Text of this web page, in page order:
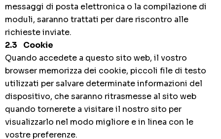
messaggi di posta elettronica o la compilazione di
moduli, saranno trattati per dare riscontro alle
richieste inviate.
2.3 Cookie
Quando accedete a questo sito web, il vostro
browser memorizza dei cookie, piccoli file di testo
utilizzati per salvare determinate informazioni del
dispositivo, che saranno ritrasmesse al sito web
quando tornerete a visitare il nostro sito per
visualizzarlo nel modo migliore e in linea con le
vostre preferenze.